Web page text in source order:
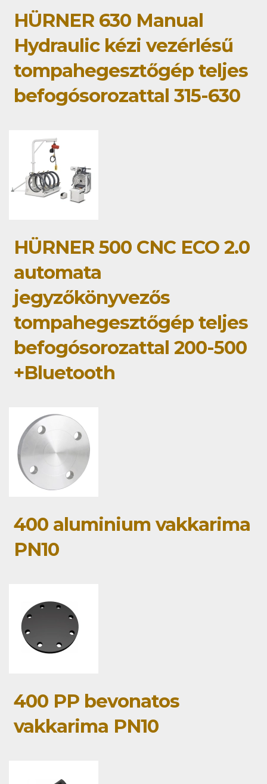
HÜRNER 630 Manual
Hydraulic kézi vezérlésű
tompahegesztőgép teljes
befogósorozattal 315-630
HÜRNER 500 CNC ECO 2.0
automata
jegyzőkönyvezős
tompahegesztőgép teljes
befogósorozattal 200-500
+Bluetooth
400 aluminium vakkarima
PN10
400 PP bevonatos
vakkarima PN10